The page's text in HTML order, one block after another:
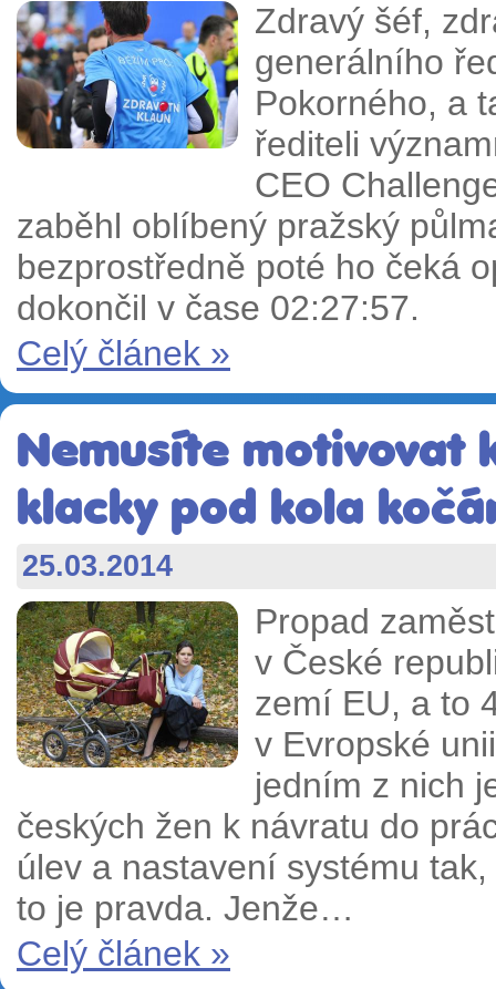
Zdravý šéf,
generálního
Pokorného, a
řediteli
CEO
zaběhl oblíbený pražský
bezprostředně poté ho čeká
dokončil v čase 02:27:57.
Celý článek »
Nemusíte motivovat
klacky pod kola
25.03.2014
Propad
v České
zemí EU, a to
v Evropské
jedním z nich
českých žen k návratu do
úlev a nastavení systému
to je pravda. Jenže…
Celý článek »